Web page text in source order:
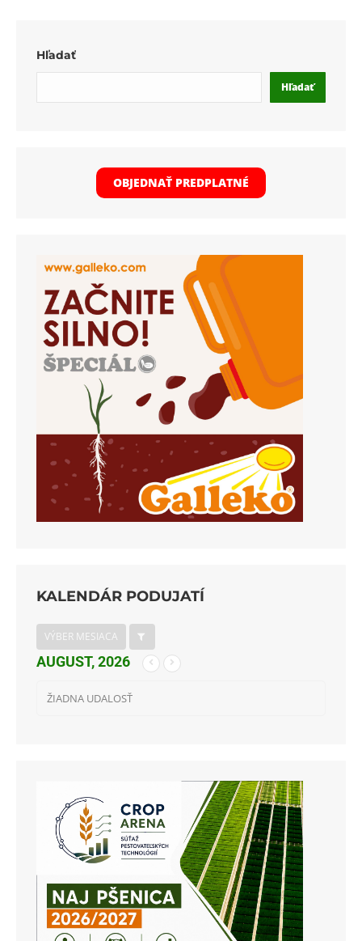
Hľadať
Hľadať
OBJEDNAŤ PREDPLATNÉ
KALENDÁR PODUJATÍ
VÝBER MESIACA
AUGUST, 2026
ŽIADNA UDALOSŤ